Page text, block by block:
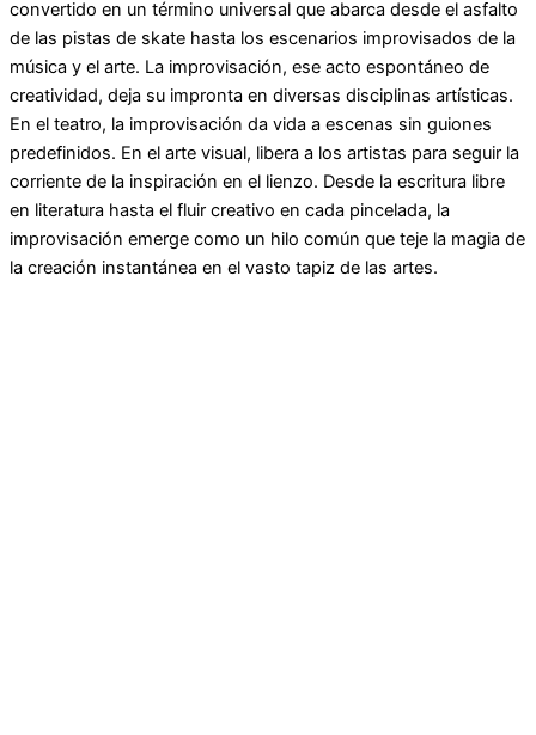
convertido en un término universal que abarca desde el asfalto
de las pistas de skate hasta los escenarios improvisados de la
música y el arte. La improvisación, ese acto espontáneo de
creatividad, deja su impronta en diversas disciplinas artísticas.
En el teatro, la improvisación da vida a escenas sin guiones
predefinidos. En el arte visual, libera a los artistas para seguir la
corriente de la inspiración en el lienzo. Desde la escritura libre
en literatura hasta el fluir creativo en cada pincelada, la
improvisación emerge como un hilo común que teje la magia de
la creación instantánea en el vasto tapiz de las artes.